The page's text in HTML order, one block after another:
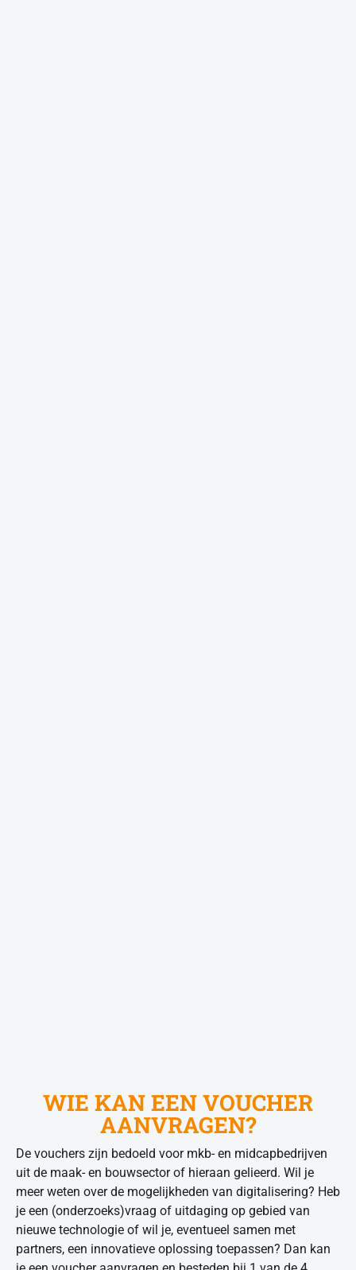
WIE KAN EEN VOUCHER
AANVRAGEN?
De vouchers zijn bedoeld voor mkb- en midcapbedrijven
uit de maak- en bouwsector of hieraan gelieerd. Wil je
meer weten over de mogelijkheden van digitalisering? Heb
je een (onderzoeks)vraag of uitdaging op gebied van
nieuwe technologie of wil je, eventueel samen met
partners, een innovatieve oplossing toepassen? Dan kan